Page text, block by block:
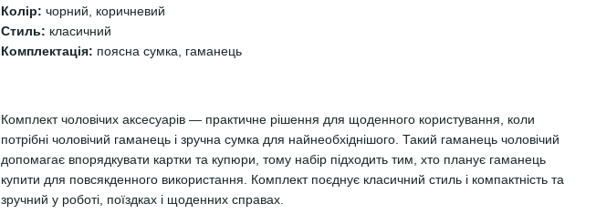
Колір: чорний, коричневий
Стиль: класичний
Комплектація: поясна сумка, гаманець
Комплект чоловічих аксесуарів — практичне рішення для щоденного користування, коли
потрібні чоловічий гаманець і зручна сумка для найнеобхіднішого. Такий гаманець чоловічий
допомагає впорядкувати картки та купюри, тому набір підходить тим, хто планує гаманець
купити для повсякденного використання. Комплект поєднує класичний стиль і компактність та
зручний у роботі, поїздках і щоденних справах.